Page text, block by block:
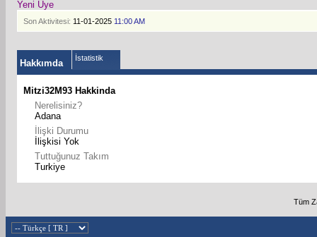
Yeni Üye
Son Aktivitesi: 11-01-2025 11:00 AM
Hakkımda İstatistik
Mitzi32M93 Hakkinda
Nerelisiniz?
Adana
İlişki Durumu
İlişkisi Yok
Tuttuğunuz Takım
Turkiye
Tüm